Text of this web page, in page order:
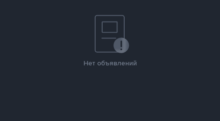
Нет объявлений